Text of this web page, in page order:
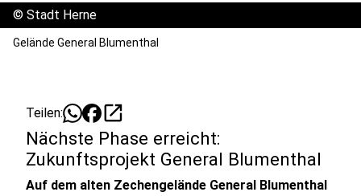
© Stadt Herne
Gelände General Blumenthal
Teilen: open_in_new
Nächste Phase erreicht:
Zukunftsprojekt General Blumenthal
Auf dem alten Zechengelände General Blumenthal